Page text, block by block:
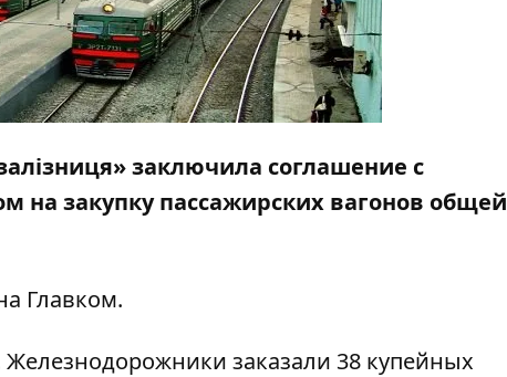
заключила соглашение с
на закупку пассажирских вагонов общей
Главком.
Железнодорожники заказали 38 купейных